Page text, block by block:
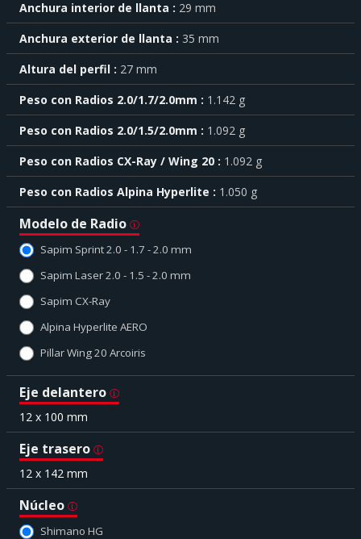
símbolo
.
También
mostrar
toda
información.
Anchura interior de llanta
29 mm
Anchura exterior de llanta
35 mm
Altura del perfil
27 mm
Peso con Radios 2.0/1.7/2.0mm
1.142 g
Peso con Radios 2.0/1.5/2.0mm
1.092 g
Peso con Radios CX-Ray / Wing 20
1.092 g
Peso con Radios Alpina Hyperlite
1.050 g
Modelo de Radio
Sapim Sprint 2.0 - 1.7 - 2.0 mm
Sapim Laser 2.0 - 1.5 - 2.0 mm
Sapim CX-Ray
Alpina Hyperlite AERO
Pillar Wing 20 Arcoiris
Eje delantero
12 x 100 mm
Eje trasero
12 x 142 mm
Núcleo
Shimano HG